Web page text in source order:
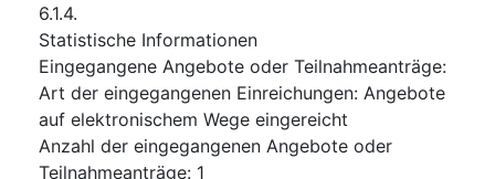
6.1.4.
Statistische Informationen
Eingegangene Angebote oder Teilnahmeanträge:
Art der eingegangenen Einreichungen: Angebote
auf elektronischem Wege eingereicht
Anzahl der eingegangenen Angebote oder
Teilnahmeanträge: 1